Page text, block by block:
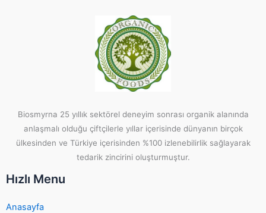
Biosmyrna 25 yıllık sektörel deneyim sonrası organik alanında
anlaşmalı olduğu çiftçilerle yıllar içerisinde dünyanın birçok
ülkesinden ve Türkiye içerisinden %100 izlenebilirlik sağlayarak
tedarik zincirini oluşturmuştur.
Hızlı Menu
Anasayfa